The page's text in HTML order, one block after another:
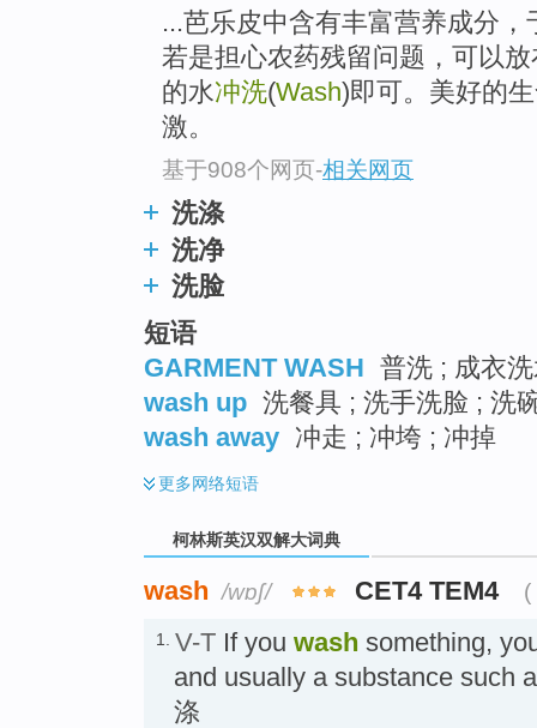
...芭乐皮中含有丰富营养成分
若是担心农药残留问题，可以
的水冲洗(Wash)即可。美好的
激。
基于908个网页-相关网页
洗涤
洗净
洗脸
短语
GARMENT WASH 普洗 ; 成衣
wash up 洗餐具 ; 洗手洗脸 ; 洗
wash away 冲走 ; 冲垮 ; 冲掉
更多网络短语
柯林斯英汉双解大词典
wash /wɒʃ/ CET4 TEM4 (
1. V-T If you wash something,
and usually a substance such
涤